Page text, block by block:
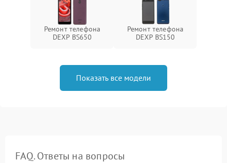
Ремонт телефона
DEXP BS650
Ремонт телефона
DEXP BS150
Показать все модели
FAQ. Ответы на вопросы